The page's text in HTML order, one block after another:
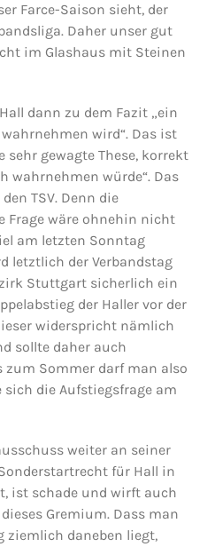
Farce-Saison sieht, der
Daher unser gut
im Glashaus mit Steinen
dann zu dem Fazit „ein
wird“. Das ist
sehr gewagte These, korrekt
wahrnehmen würde“. Das
TSV. Denn die
Frage wäre ohnehin nicht
am letzten Sonntag
letztlich der Verbandstag
Stuttgart sicherlich ein
der Haller vor der
widerspricht nämlich
sollte daher auch
Sommer darf man also
die Aufstiegsfrage am
weiter an seiner
für Hall in
ist schade und wirft auch
Gremium. Dass man
ziemlich daneben liegt,